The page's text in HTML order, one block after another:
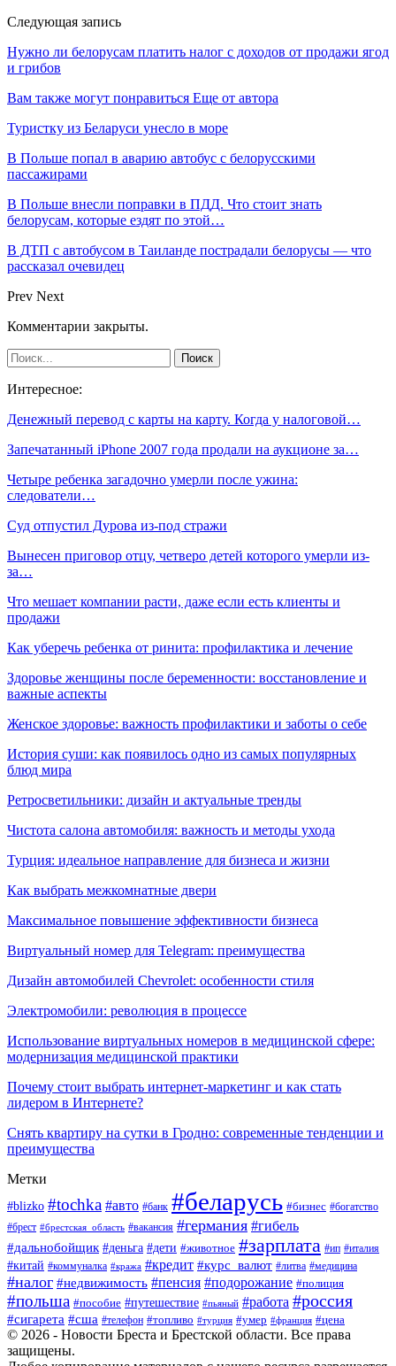
Следующая запись
Нужно ли белорусам платить налог с доходов от продажи ягод
и грибов
Вам также могут понравиться Еще от автора
Туристку из Беларуси унесло в море
В Польше попал в аварию автобус с белорусскими
пассажирами
В Польше внесли поправки в ПДД. Что стоит знать
белорусам, которые ездят по этой…
В ДТП с автобусом в Таиланде пострадали белорусы — что
рассказал очевидец
Prev Next
Комментарии закрыты.
Интересное:
Денежный перевод с карты на карту. Когда у налоговой…
Запечатанный iPhone 2007 года продали на аукционе за…
Четыре ребенка загадочно умерли после ужина:
следователи…
Суд отпустил Дурова из-под стражи
Вынесен приговор отцу, четверо детей которого умерли из-
за…
Что мешает компании расти, даже если есть клиенты и
продажи
Как уберечь ребенка от ринита: профилактика и лечение
Здоровье женщины после беременности: восстановление и
важные аспекты
Женское здоровье: важность профилактики и заботы о себе
История суши: как появилось одно из самых популярных
блюд мира
Ретросветильники: дизайн и актуальные тренды
Чистота салона автомобиля: важность и методы ухода
Турция: идеальное направление для бизнеса и жизни
Как выбрать межкомнатные двери
Максимальное повышение эффективности бизнеса
Виртуальный номер для Telegram: преимущества
Дизайн автомобилей Chevrolet: особенности стиля
Электромобили: революция в процессе
Использование виртуальных номеров в медицинской сфере:
модернизация медицинской практики
Почему стоит выбрать интернет-маркетинг и как стать
лидером в Интернете?
Снять квартиру на сутки в Гродно: современные тенденции и
преимущества
Метки
#blizko #tochka #авто #банк #беларусь #бизнес #богатство
#брест #брестская_область #вакансия #германия #гибель
#дальнобойщик #деньга #дети #животное #зарплата #ип #италия
#китай #коммуналка #кража #кредит #курс_валют #литва #медицина
#налог #недвижимость #пенсия #подорожание #полиция
#польша #пособие #путешествие #пьяный #работа #россия
#сигарета #сша #телефон #топливо #турция #умер #франция #цена
© 2026 - Новости Бреста и Брестской области. Все права
защищены.